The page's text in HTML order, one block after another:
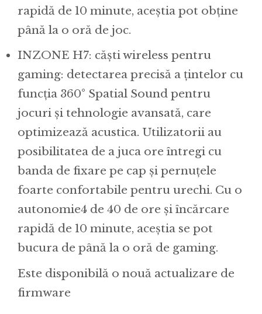
rapidă de 10 minute, aceștia pot obține
până la o oră de joc.
INZONE H7: căști wireless pentru
gaming: detectarea precisă a țintelor cu
funcția 360° Spatial Sound pentru
jocuri și tehnologie avansată, care
optimizează acustica. Utilizatorii au
posibilitatea de a juca ore întregi cu
banda de fixare pe cap și pernuțele
foarte confortabile pentru urechi. Cu o
autonomie4 de 40 de ore și încărcare
rapidă de 10 minute, aceștia se pot
bucura de până la o oră de gaming.
Este disponibilă o nouă actualizare de
firmware